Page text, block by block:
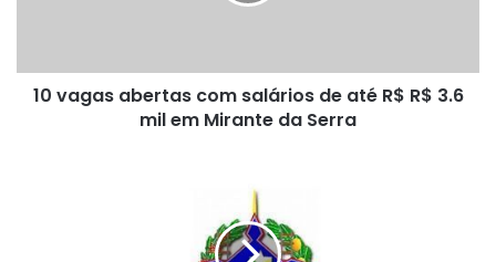
R$
3.610 vagas abertas com salários de até R$ R$ 3.6
mil em Mirante da Serra